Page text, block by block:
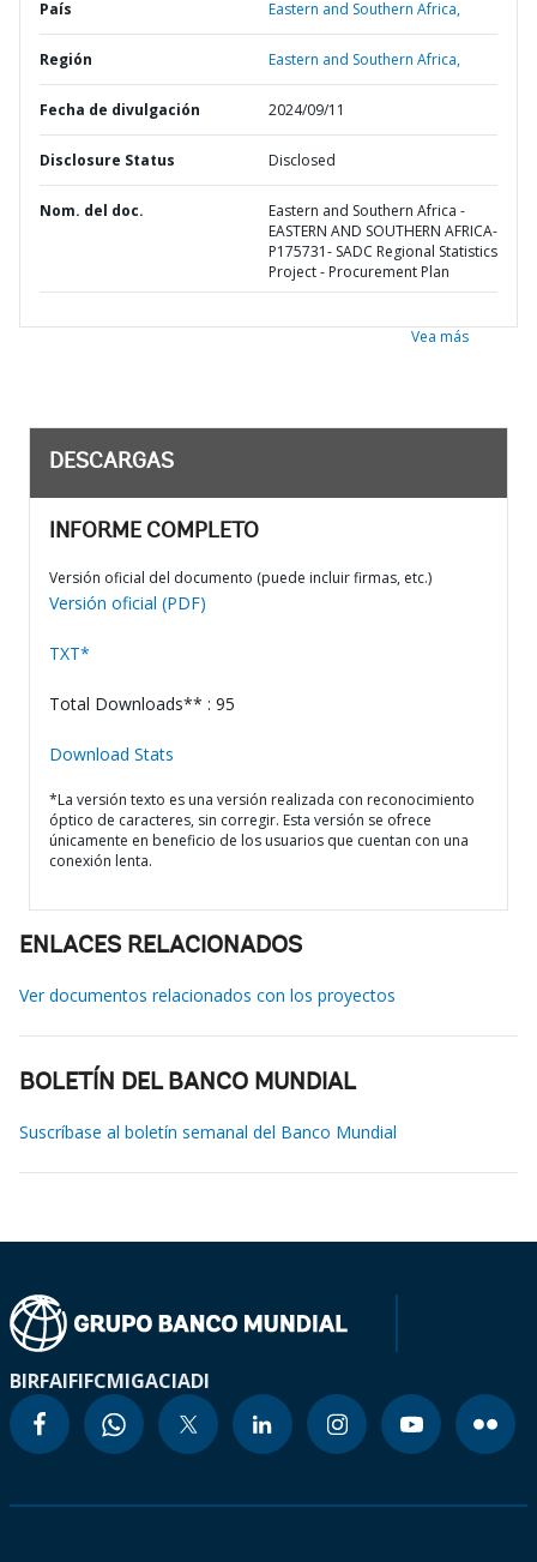
País Eastern and Southern Africa,
Región Eastern and Southern Africa,
Fecha de divulgación 2024/09/11
Disclosure Status Disclosed
Nom. del doc.
Eastern and Southern Africa -
EASTERN AND SOUTHERN AFRICA-
P175731- SADC Regional Statistics
Project - Procurement Plan
Vea más
DESCARGAS
INFORME COMPLETO
Versión oficial del documento (puede incluir firmas, etc.)
Versión oficial (PDF)
TXT*
Total Downloads** : 95
Download Stats
*La versión texto es una versión realizada con reconocimiento
óptico de caracteres, sin corregir. Esta versión se ofrece
únicamente en beneficio de los usuarios que cuentan con una
conexión lenta.
ENLACES RELACIONADOS
Ver documentos relacionados con los proyectos
BOLETÍN DEL BANCO MUNDIAL
Suscríbase al boletín semanal del Banco Mundial
BIRFAIFIFCMIGACIADI